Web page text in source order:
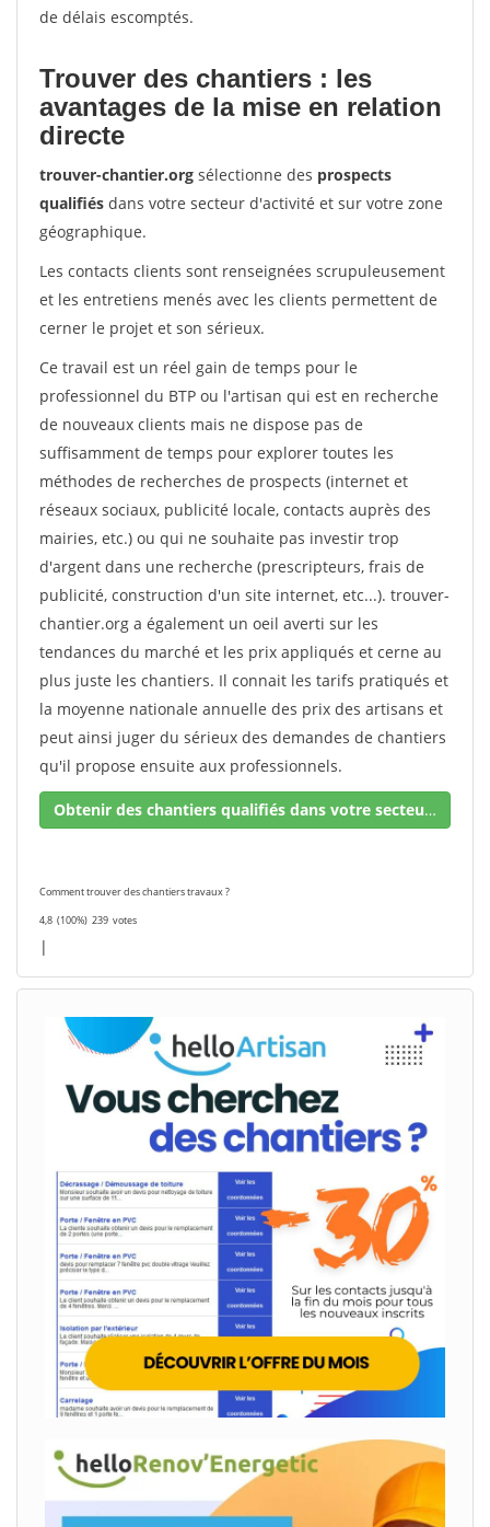
de délais escomptés.
Trouver des chantiers : les
avantages de la mise en relation
directe
trouver-chantier.org sélectionne des prospects
qualifiés dans votre secteur d'activité et sur votre zone
géographique.
Les contacts clients sont renseignées scrupuleusement
et les entretiens menés avec les clients permettent de
cerner le projet et son sérieux.
Ce travail est un réel gain de temps pour le
professionnel du BTP ou l'artisan qui est en recherche
de nouveaux clients mais ne dispose pas de
suffisamment de temps pour explorer toutes les
méthodes de recherches de prospects (internet et
réseaux sociaux, publicité locale, contacts auprès des
mairies, etc.) ou qui ne souhaite pas investir trop
d'argent dans une recherche (prescripteurs, frais de
publicité, construction d'un site internet, etc...). trouver-
chantier.org a également un oeil averti sur les
tendances du marché et les prix appliqués et cerne au
plus juste les chantiers. Il connait les tarifs pratiqués et
la moyenne nationale annuelle des prix des artisans et
peut ainsi juger du sérieux des demandes de chantiers
qu'il propose ensuite aux professionnels.
Obtenir des chantiers qualifiés dans votre secteur !
Comment trouver des chantiers travaux ?
4,8 (100%) 239 votes
|